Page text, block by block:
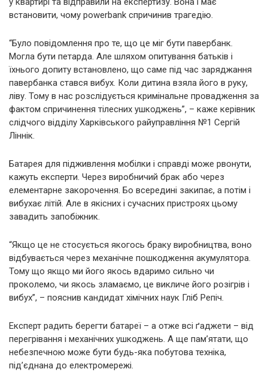
встановити, чому powerbank спричинив трагедію.
“Було повідомлення про те, що це міг бути павербанк.
Могла бути петарда. Але шляхом опитування батьків і
їхнього допиту встановлено, що саме під час заряджання
павербанка стався вибух. Коли дитина взяла його в руку,
ліву. Тому в нас розслідується кримінальне провадження за
фактом спричинення тілесних ушкоджень”, – каже керівник
слідчого відділу Харківського райуправління №1 Сергій
Ліннік.
Батарея для підживлення мобілки і справді може рвонути,
кажуть експерти. Через виробничий брак або через
елементарне закорочення. Бо всередині закипає, а потім і
вибухає літій. Але в якісних і сучасних пристроях цьому
завадить запобіжник.
“Якщо це не стосується якогось браку виробництва, воно
відбувається через механічне пошкодження акумулятора.
Тому що якщо ми його якось вдаримо сильно чи
проколемо, чи якось зламаємо, це викличе його розігрів і
вибух”, – пояснив кандидат хімічних наук Гліб Репіч.
Експерт радить берегти батареї – а отже всі ґаджети – від
перегрівання і механічних ушкоджень. А ще пам’ятати, що
небезпечною може бути будь-яка побутова техніка,
під’єднана до електромережі.